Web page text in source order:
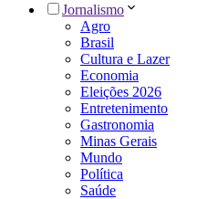
Jornalismo
Agro
Brasil
Cultura e Lazer
Economia
Eleições 2026
Entretenimento
Gastronomia
Minas Gerais
Mundo
Política
Saúde